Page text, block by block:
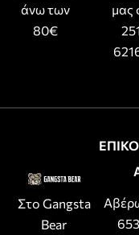
άνω των
80€
μας
Στο Gangsta
Bear